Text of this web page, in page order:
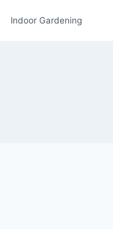
Indoor Gardening